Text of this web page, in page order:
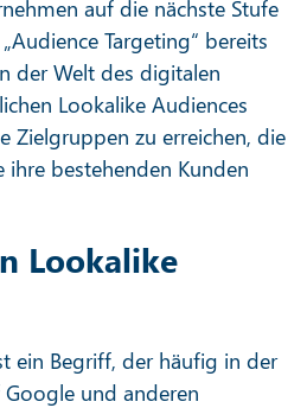
auf die nächste Stufe
Targeting“ bereits
der Welt des digitalen
Lookalike Audiences
Zielgruppen zu erreichen, die
ihre bestehenden Kunden
Lookalike
ein Begriff, der häufig in der
und anderen